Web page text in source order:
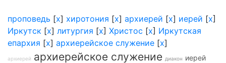
проповедь [x] хиротония [x] архиерей [x] иерей [x]
Иркутск [x] литургия [x] Христос [x] Иркутская
епархия [x] архиерейское служение [x]
архиерей архиерейское служение диакон иерей